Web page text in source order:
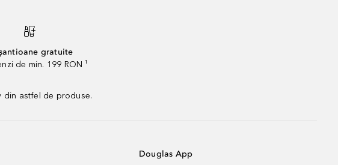
gratuite
de min. 199 RON ¹
din astfel de produse.
Douglas App